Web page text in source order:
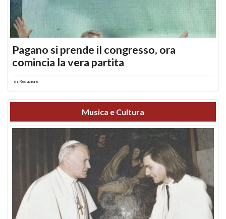
Pagano si prende il congresso, ora
comincia la vera partita
di Redazione
Musica e Cultura